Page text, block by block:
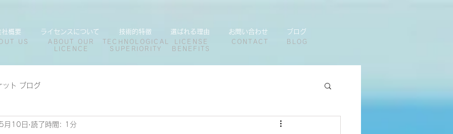
社概要 ライセンスについて 技術的特徴 選ばれる理由 お問い合わせ ブログ
ABOUT OUR
LICENCE
TECHNOLOGICAL
SUPERIORITY
LICENSE
BENEFITS
CONTACT
US BLOG
ット ブログ
月10日 読了時間: 1分